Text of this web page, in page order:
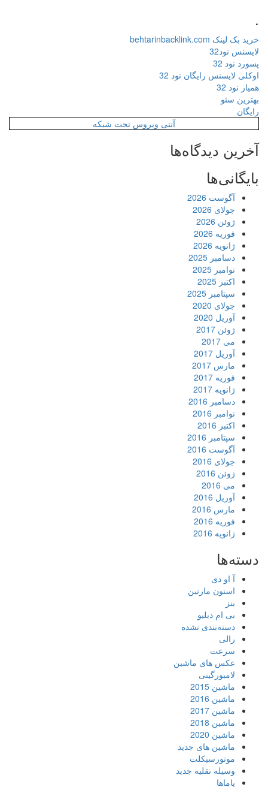
خرید بک لینک behtarinbacklink.com
لایسنس نود32
پسورد نود 32
اوکلی لایسنس رایگان نود 32
همیار نود 32
بهترین سئو
رایگان
آنتی ویروس تحت شبکه
آخرین دیدگاه‌ها
بایگانی‌ها
آگوست 2026
جولای 2026
ژوئن 2026
فوریه 2026
ژانویه 2026
دسامبر 2025
نوامبر 2025
اکتبر 2025
سپتامبر 2025
جولای 2020
آوریل 2020
ژوئن 2017
می 2017
آوریل 2017
مارس 2017
فوریه 2017
ژانویه 2017
دسامبر 2016
نوامبر 2016
اکتبر 2016
سپتامبر 2016
آگوست 2016
جولای 2016
ژوئن 2016
می 2016
آوریل 2016
مارس 2016
فوریه 2016
ژانویه 2016
دسته‌ها
آ او دی
استون مارتین
بنز
بی ام دبلیو
دسته‌بندی نشده
رالی
سرعت
عکس های ماشین
لامبورگینی
ماشین 2015
ماشین 2016
ماشین 2017
ماشین 2018
ماشین 2020
ماشین های جدید
موتورسیکلت
وسیله نقلیه جدید
یاماها